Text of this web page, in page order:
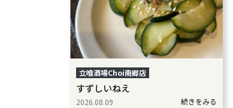
立喰酒場Choi南郷店
すずしいねえ
2026.08.09 続きをみる